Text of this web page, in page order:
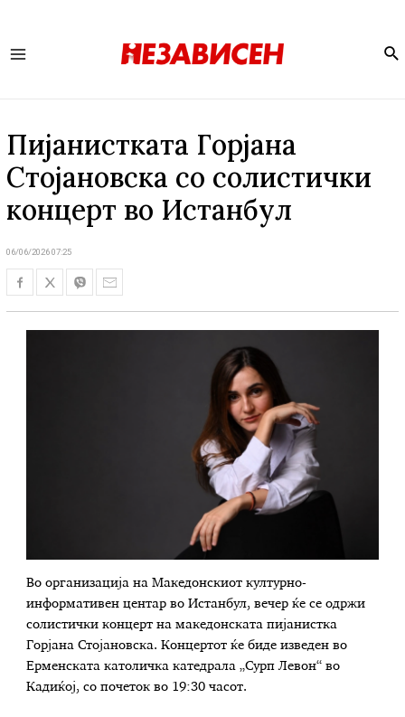
Пијанистката Горјана
Стојановска со солистички
концерт во Истанбул
06/06/2026 07:25
Во организација на Македонскиот културно-
информативен центар во Истанбул, вечер ќе се одржи
солистички концерт на македонската пијанистка
Горјана Стојановска. Концертот ќе биде изведен во
Ерменската католичка катедрала „Сурп Левон“ во
Кадиќој, со почеток во 19:30 часот.